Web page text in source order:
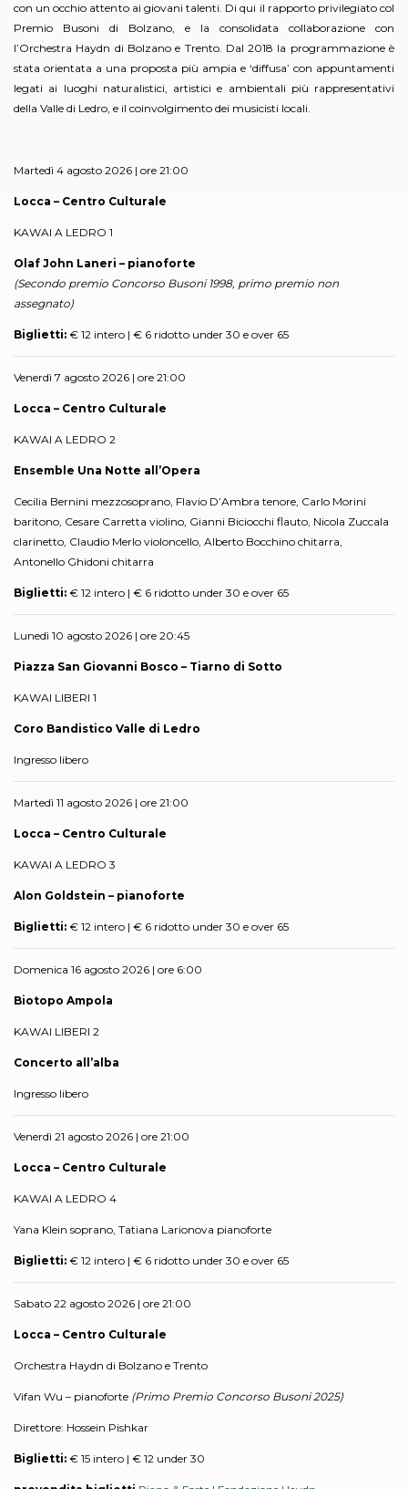
con un occhio attento ai giovani talenti. Di qui il rapporto privilegiato col
Premio Busoni di Bolzano, e la consolidata collaborazione con
l’Orchestra Haydn di Bolzano e Trento. Dal 2018 la programmazione è
stata orientata a una proposta più ampia e ‘diffusa’ con appuntamenti
legati ai luoghi naturalistici, artistici e ambientali più rappresentativi
della Valle di Ledro, e il coinvolgimento dei musicisti locali.
Martedì 4 agosto 2026 | ore 21:00
Locca – Centro Culturale
KAWAI A LEDRO 1
Olaf John Laneri – pianoforte
(Secondo premio Concorso Busoni 1998, primo premio non
assegnato)
Biglietti: € 12 intero | € 6 ridotto under 30 e over 65
Venerdì 7 agosto 2026 | ore 21:00
Locca – Centro Culturale
KAWAI A LEDRO 2
Ensemble Una Notte all’Opera
Cecilia Bernini mezzosoprano, Flavio D’Ambra tenore, Carlo Morini
baritono, Cesare Carretta violino, Gianni Biciocchi flauto, Nicola Zuccala
clarinetto, Claudio Merlo violoncello, Alberto Bocchino chitarra,
Antonello Ghidoni chitarra
Biglietti: € 12 intero | € 6 ridotto under 30 e over 65
Lunedì 10 agosto 2026 | ore 20:45
Piazza San Giovanni Bosco – Tiarno di Sotto
KAWAI LIBERI 1
Coro Bandistico Valle di Ledro
Ingresso libero
Martedì 11 agosto 2026 | ore 21:00
Locca – Centro Culturale
KAWAI A LEDRO 3
Alon Goldstein – pianoforte
Biglietti: € 12 intero | € 6 ridotto under 30 e over 65
Domenica 16 agosto 2026 | ore 6:00
Biotopo Ampola
KAWAI LIBERI 2
Concerto all’alba
Ingresso libero
Venerdì 21 agosto 2026 | ore 21:00
Locca – Centro Culturale
KAWAI A LEDRO 4
Yana Klein soprano, Tatiana Larionova pianoforte
Biglietti: € 12 intero | € 6 ridotto under 30 e over 65
Sabato 22 agosto 2026 | ore 21:00
Locca – Centro Culturale
Orchestra Haydn di Bolzano e Trento
Vifan Wu – pianoforte (Primo Premio Concorso Busoni 2025)
Direttore: Hossein Pishkar
Biglietti: € 15 intero | € 12 under 30